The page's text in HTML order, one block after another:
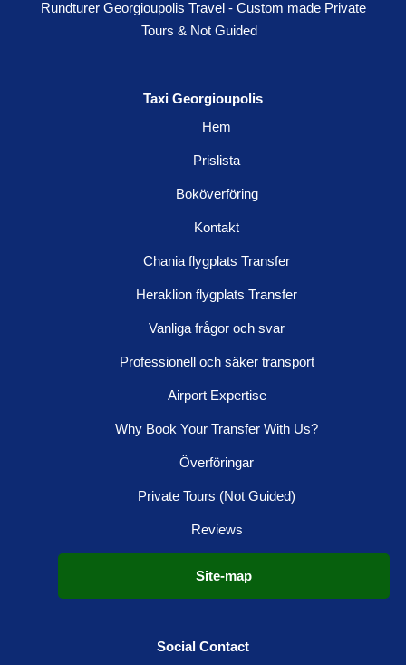
Rundturer Georgioupolis Travel - Custom made Private
Tours & Not Guided
Taxi Georgioupolis
Hem
Prislista
Boköverföring
Kontakt
Chania flygplats Transfer
Heraklion flygplats Transfer
Vanliga frågor och svar
Professionell och säker transport
Airport Expertise
Why Book Your Transfer With Us?
Överföringar
Private Tours (Not Guided)
Reviews
Site-map
Social Contact